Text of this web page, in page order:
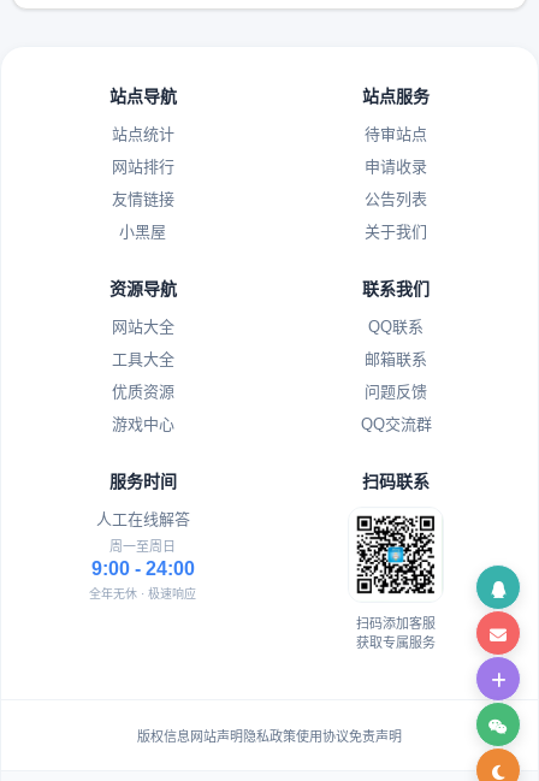
站点导航
站点统计
网站排行
友情链接
小黑屋
站点服务
待审站点
申请收录
公告列表
关于我们
资源导航
网站大全
工具大全
优质资源
游戏中心
联系我们
QQ联系
邮箱联系
问题反馈
QQ交流群
服务时间
人工在线解答
周一至周日
9:00 - 24:00
全年无休 · 极速响应
扫码联系
扫码添加客服
获取专属服务
版权信息网站声明 隐私政策使用协议免责声明